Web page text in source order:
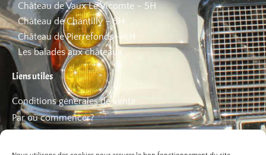
Château de Vaux Le Vicomte – 5H
Château de Chantilly – 5H
Château de Pierrefonds – 6H
Les balades aux châteaux
Liens utiles
Conditions générales de vente
Par où commencer?
Les bons plans